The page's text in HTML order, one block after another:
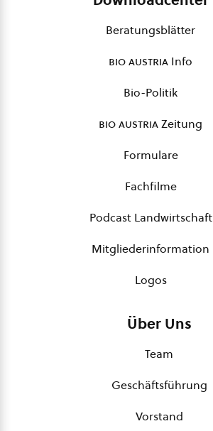
Beratungsblätter
bio austria Info
Bio-Politik
bio austriaZeitung
Formulare
Fachfilme
Podcast Landwirtschaft
Mitgliederinformation
Logos
Über Uns
Team
Geschäftsführung
Vorstand